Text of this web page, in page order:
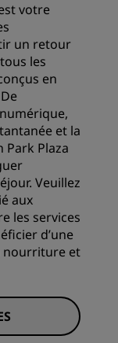
votre
un retour
les
en
et la
Park Plaza
Veuillez
aux
les services
d’une
nourriture et